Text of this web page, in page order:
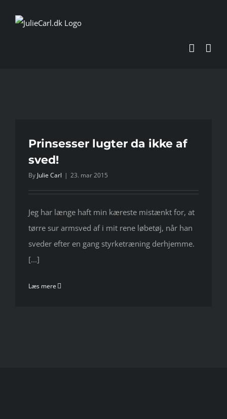
Prinsesser lugter da ikke af
sved!
By Julie Carl | 23. mar 2015
Jeg har længe haft min kæreste mistænkt for, at
tørre sur armsved af i mit rene løbetøj, når han
sveder efter en gang styrketræning derhjemme.
[...]
Læs mere